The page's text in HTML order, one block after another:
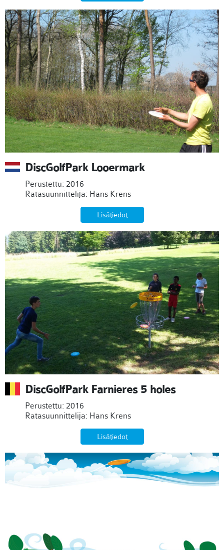
DiscGolfPark Looermark
Perustettu: 2016
Ratasuunnittelija: Hans Krens
Lisätiedot
DiscGolfPark Farnieres 5 holes
Perustettu: 2016
Ratasuunnittelija: Hans Krens
Lisätiedot